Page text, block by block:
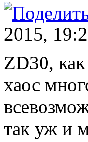
2015,
ZD30,
хаос
так уж и